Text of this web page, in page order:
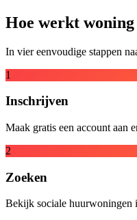
Hoe werkt
In vier eenvoudige stappen
1
Inschrijven
Maak gratis een account aan
2
Zoeken
Bekijk sociale huurwoningen